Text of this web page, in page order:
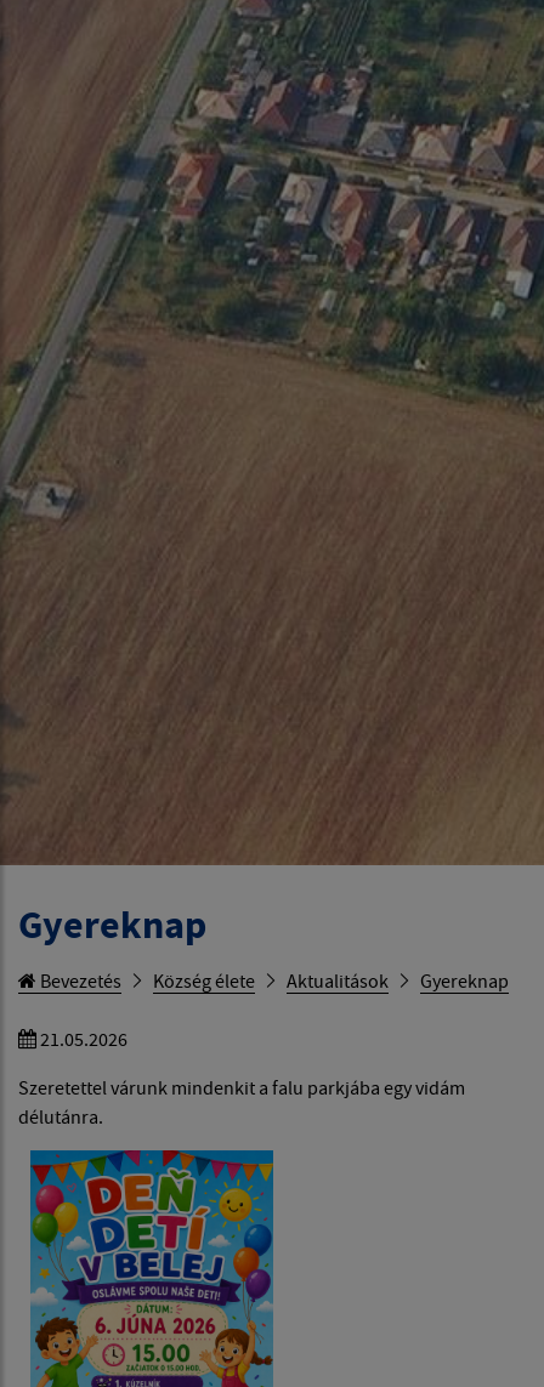
Gyereknap
Bevezetés Község élete Aktualitások Gyereknap
21.05.2026
Szeretettel várunk mindenkit a falu parkjába egy vidám
délutánra.